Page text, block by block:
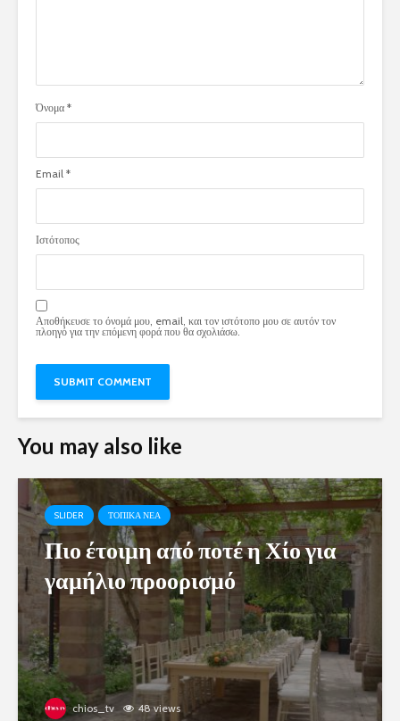
Όνομα *
Email *
Ιστότοπος
Αποθήκευσε το όνομά μου, email, και τον ιστότοπο μου σε αυτόν τον
πλοηγό για την επόμενη φορά που θα σχολιάσω.
You may also like
SLIDER ΤΟΠΙΚΑ ΝΕΑ
Πιο έτοιμη από ποτέ η Χίο για
γαμήλιο προορισμό
chios_tv 48 views